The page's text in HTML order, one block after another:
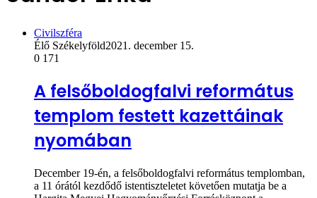
Civilszféra
Élő Székelyföld2021. december 15.
0 171
A felsőboldogfalvi református
templom festett kazettáinak
nyomában
December 19-én, a felsőboldogfalvi református templomban,
a 11 órától kezdődő istentiszteletet követően mutatja be a